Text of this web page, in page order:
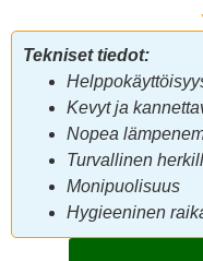
Tekniset tiedot:
Kevyt ja
Nopea
Turvallinen
Monipuolisuus
Hygieeninen